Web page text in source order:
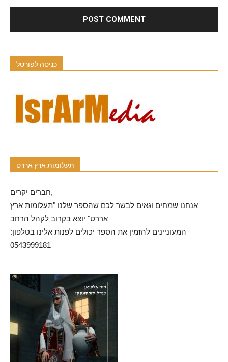
כניסה לפורטל
תעלומות ארץ אררט
חברים יקרים,
אנחנו שמחים וגאים לבשר לכם שהספר שלנו "תעלומות ארץ
אררט" יוצא בקרוב לקהל הרחב
המעוניינים להזמין את הספר יכולים לפנות אלינו בטלפון:
0543999181